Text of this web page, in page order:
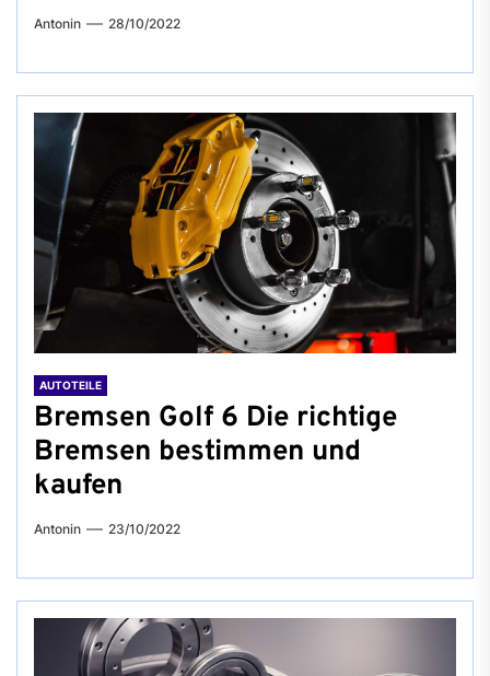
Antonin 28/10/2022
AUTOTEILE
Bremsen Golf 6 Die richtige
Bremsen bestimmen und
kaufen
Antonin 23/10/2022